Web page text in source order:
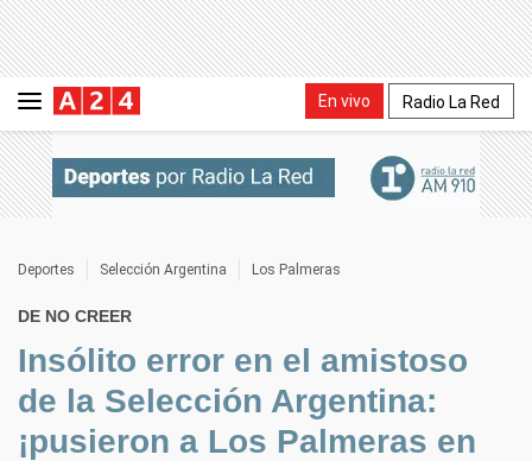
En vivo Radio La Red
Deportes Selección Argentina Los Palmeras
DE NO CREER
Insólito error en el amistoso
de la Selección Argentina:
¡pusieron a Los Palmeras en